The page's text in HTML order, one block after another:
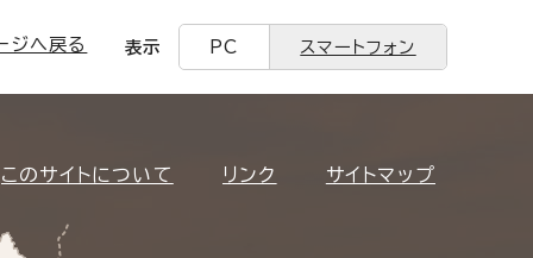
ジへ戻る 表示 PC スマートフォン
このサイトについて リンク サイトマップ